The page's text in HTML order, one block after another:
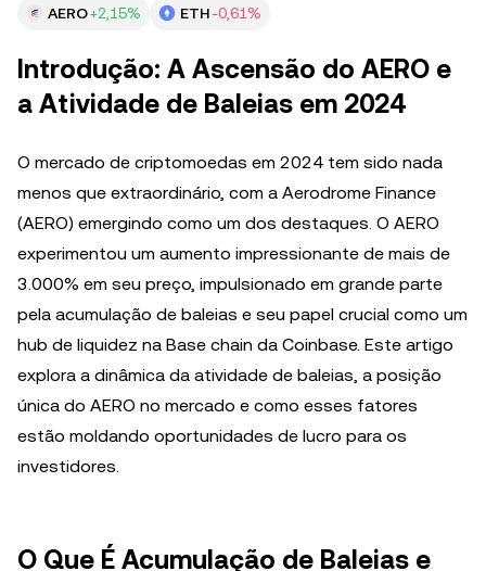
AERO+2,15% ETH-0,61%
Introdução: A Ascensão do AERO e
a Atividade de Baleias em 2024
O mercado de criptomoedas em 2024 tem sido nada
menos que extraordinário, com a Aerodrome Finance
(AERO) emergindo como um dos destaques. O AERO
experimentou um aumento impressionante de mais de
3.000% em seu preço, impulsionado em grande parte
pela acumulação de baleias e seu papel crucial como um
hub de liquidez na Base chain da Coinbase. Este artigo
explora a dinâmica da atividade de baleias, a posição
única do AERO no mercado e como esses fatores
estão moldando oportunidades de lucro para os
investidores.
O Que É Acumulação de Baleias e